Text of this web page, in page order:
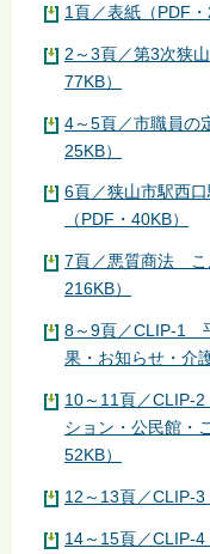
1頁／表紙（PDF・
2～3頁／第3次狭
77KB）
4～5頁／市職員の
25KB）
6頁／狭山市駅西
（PDF・40KB）
7頁／悪質商法 こ
216KB）
8～9頁／CLIP-1
果・お知らせ・介
10～11頁／CLIP-
ション・公民館・
52KB）
12～13頁／CLIP-
14～15頁／CLIP-